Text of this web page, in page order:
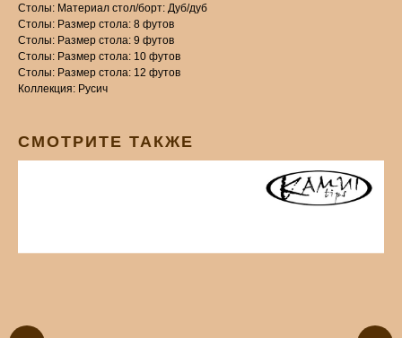
Столы: Материал стол/борт: Дуб/дуб
Столы: Размер стола: 8 футов
Столы: Размер стола: 9 футов
Столы: Размер стола: 10 футов
Столы: Размер стола: 12 футов
Коллекция: Русич
СМОТРИТЕ ТАКЖЕ